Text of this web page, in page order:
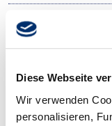
Diese Webseite
Wir verwenden
personalisieren,